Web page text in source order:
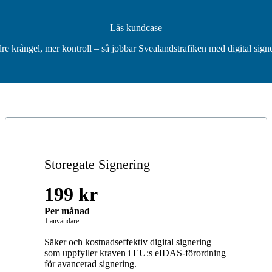
Läs kundcase
krångel, mer kontroll – så jobbar Svealandstrafiken med digital
Storegate Signering
199 kr
Per månad
1 användare
Säker och kostnadseffektiv digital signering
som uppfyller kraven i EU:s eIDAS-förordning
för avancerad signering.